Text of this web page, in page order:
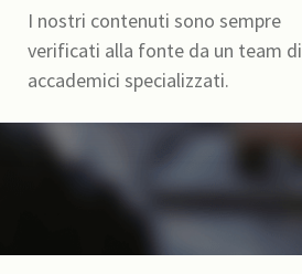
I nostri contenuti sono sempre
verificati alla fonte da un team di
accademici specializzati.